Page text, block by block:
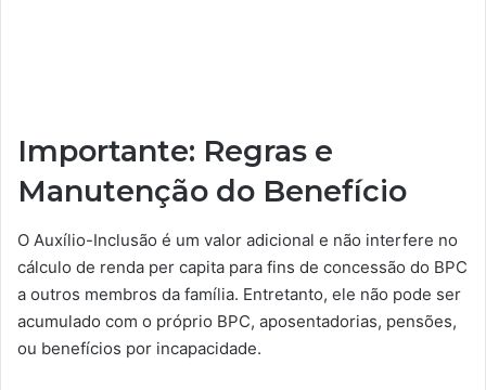
Importante: Regras e
Manutenção do Benefício
O Auxílio-Inclusão é um valor adicional e não interfere no
cálculo de renda per capita para fins de concessão do BPC
a outros membros da família. Entretanto, ele não pode ser
acumulado com o próprio BPC, aposentadorias, pensões,
ou benefícios por incapacidade.